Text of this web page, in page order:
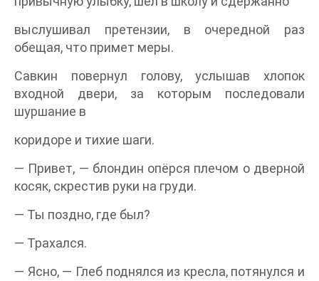
выслушивал претензии, в очередной раз
обещая, что примет меры.
Савкин повернул голову, услышав хлопок
входной двери, за которым последовали
шуршание в
коридоре и тихие шаги.
— Привет, — блондин опёрся плечом о дверной
косяк, скрестив руки на груди.
— Ты поздно, где был?
— Трахался.
— Ясно, — Глеб поднялся из кресла, потянулся и